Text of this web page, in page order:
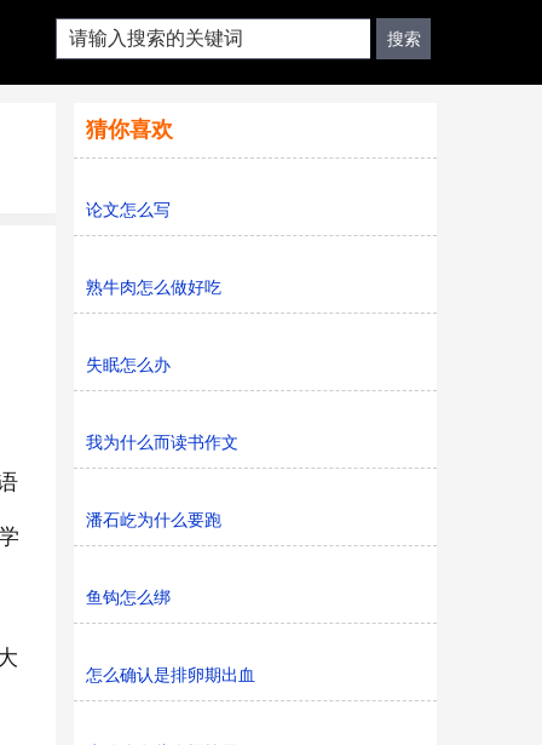
猜你喜欢
论文怎么写
熟牛肉怎么做好吃
失眠怎么办
我为什么而读书作文
潘石屹为什么要跑
鱼钩怎么绑
怎么确认是排卵期出血